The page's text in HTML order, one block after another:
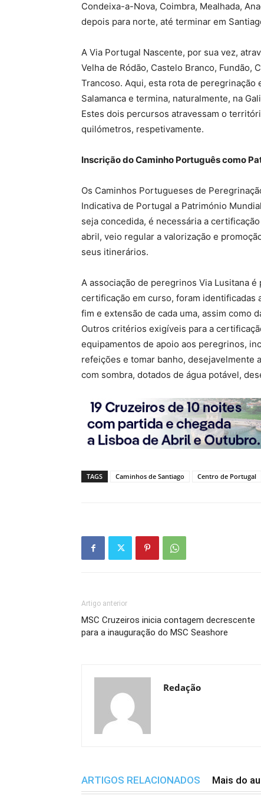
Condeixa-a-Nova, Coimbra, Mealhada,
depois para norte, até terminar em
A Via Portugal Nascente, por sua vez,
Velha de Ródão, Castelo Branco, Fundão,
Trancoso. Aqui, esta rota de
Salamanca e termina, naturalmente, na
Estes dois percursos atravessam o
quilómetros, respetivamente.
Inscrição do Caminho Português como
Os Caminhos Portugueses de
Indicativa de Portugal a Património
seja concedida, é necessária a
abril, veio regular a valorização e
seus itinerários.
A associação de peregrinos Via Lusitana
certificação em curso, foram identificadas
fim e extensão de cada uma, assim como
Outros critérios exigíveis para a
equipamentos de apoio aos peregrinos,
refeições e tomar banho, desejavelmente
com sombra, dotados de água potável,
TAGS Caminhos de Santiago Centro de Portugal
Artigo anterior
MSC Cruzeiros inicia contagem decrescente
para a inauguração do MSC Seashore
Redação
ARTIGOS RELACIONADOS Mais do